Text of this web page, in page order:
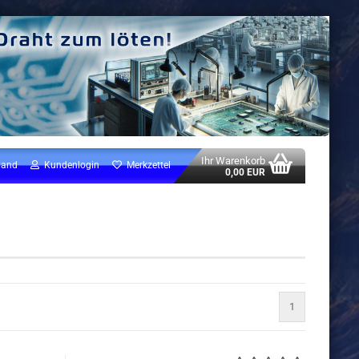
Ihr Warenkorb
0,00 EUR
Kundenlogin Merkzettel
1